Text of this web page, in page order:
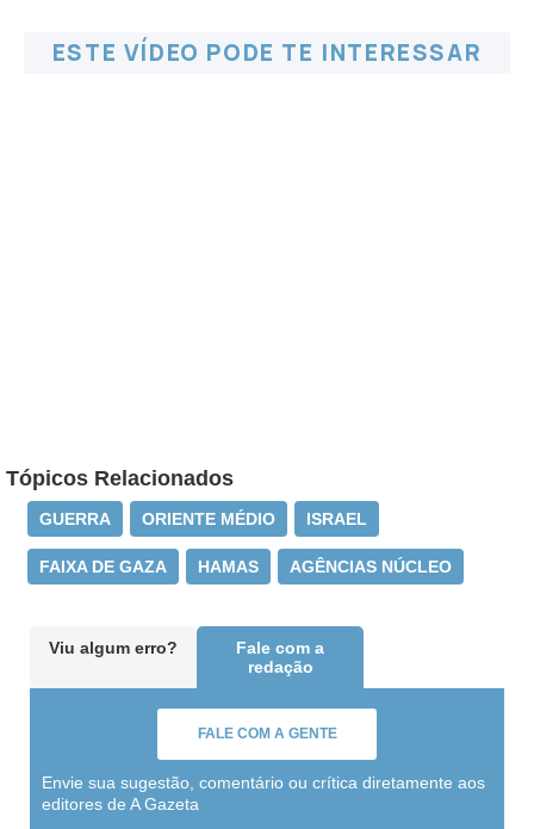
ESTE VÍDEO PODE TE INTERESSAR
Tópicos Relacionados
GUERRA ORIENTE MÉDIO ISRAEL
FAIXA DE GAZA HAMAS AGÊNCIAS NÚCLEO
Viu algum erro?
Fale com a
redação
FALE COM A GENTE
Envie sua sugestão, comentário ou crítica diretamente aos
editores de A Gazeta